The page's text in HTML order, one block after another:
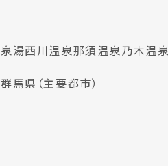
湯西川温泉那須温泉乃木温
群馬県（主要都市）